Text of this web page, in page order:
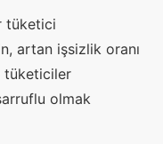
tüketici
artan işsizlik oranı
tüketiciler
olmak